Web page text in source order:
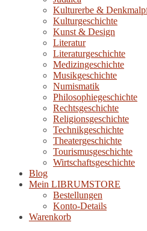
Kulturerbe &
Kulturgeschichte
Kunst & Design
Literatur
Literaturgeschichte
Medizingeschichte
Musikgeschichte
Numismatik
Philosophiegeschichte
Rechtsgeschichte
Religionsgeschichte
Technikgeschichte
Theatergeschichte
Tourismusgeschichte
Wirtschaftsgeschichte
Blog
Mein LIBRUMSTORE
Bestellungen
Konto-Details
Warenkorb